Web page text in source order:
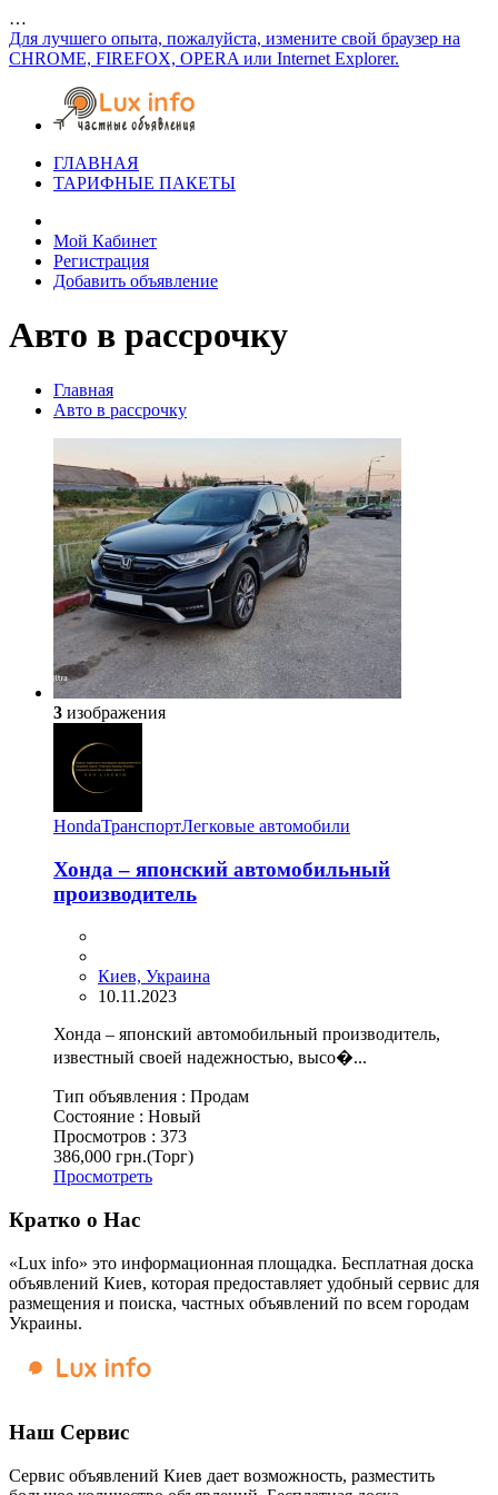
…
Для лучшего опыта, пожалуйста, измените свой браузер на
CHROME, FIREFOX, OPERA или Internet Explorer.
ГЛАВНАЯ
ТАРИФНЫЕ ПАКЕТЫ
Мой Кабинет
Регистрация
Добавить объявление
Авто в рассрочку
Главная
Авто в рассрочку
3 изображения
HondaТранспортЛегковые автомобили
​Хонда – японский автомобильный
производитель
Киев, Украина
10.11.2023
Хонда – японский автомобильный производитель,
известный своей надежностью, высо�...
Тип объявления : Продам
Состояние : Новый
Просмотров : 373
386,000 грн.(Торг)
Просмотреть
Кратко о Нас
«Lux info» это информационная площадка. Бесплатная доска
объявлений Киев, которая предоставляет удобный сервис для
размещения и поиска, частных объявлений по всем городам
Украины.
Наш Сервис
Сервис объявлений Киев дает возможность, разместить